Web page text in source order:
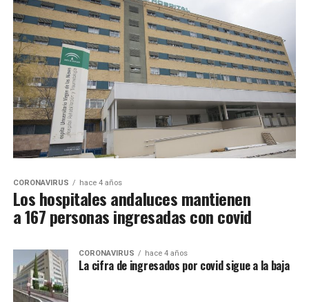
CORONAVIRUS hace 4 años
Los hospitales andaluces mantienen
a 167 personas ingresadas con covid
CORONAVIRUS hace 4 años
La cifra de ingresados por covid sigue a la baja